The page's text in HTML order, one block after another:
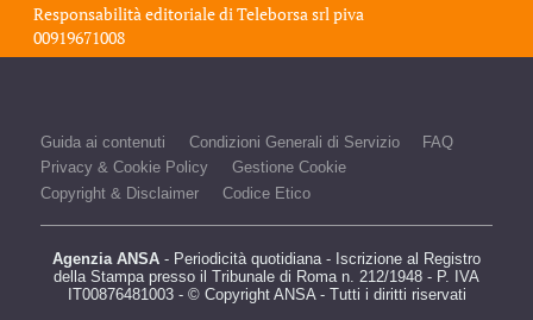
Responsabilità editoriale diTeleborsa srl piva
00919671008
Guida ai contenuti Condizioni Generali di Servizio
FAQ
Privacy & Cookie Policy
Gestione Cookie
Copyright & Disclaimer
Codice Etico
Agenzia ANSA - Periodicità quotidiana - Iscrizione al Registro
della Stampa presso il Tribunale di Roma n. 212/1948 - P. IVA
IT00876481003 - © Copyright ANSA - Tutti i diritti riservati